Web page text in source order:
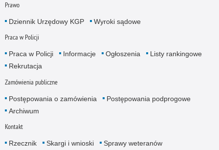
Prawo
Dziennik Urzędowy KGP Wyroki sądowe
Praca w Policji
Praca w Policji Informacje Ogłoszenia
Listy rankingowe
Rekrutacja
Zamówienia publiczne
Postępowania o zamówienia
Postępowania podprogowe
Archiwum
Kontakt
Rzecznik Skargi i wnioski Sprawy weteranów